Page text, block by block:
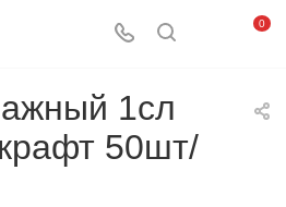
0
1сл
50шт/